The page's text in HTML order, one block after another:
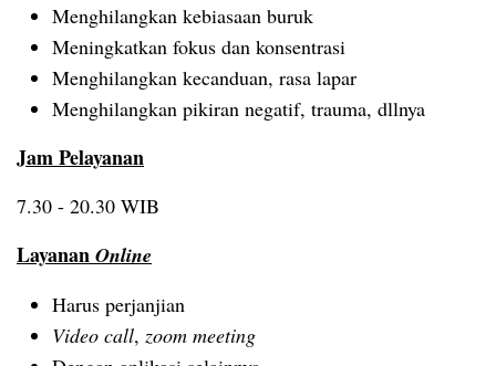
Menghilangkan kebiasaan buruk
Meningkatkan fokus dan konsentrasi
Menghilangkan kecanduan, rasa lapar
Menghilangkan pikiran negatif, trauma, dllnya
Jam Pelayanan
7.30 - 20.30 WIB
Layanan Online
Harus perjanjian
Video call, zoom meeting